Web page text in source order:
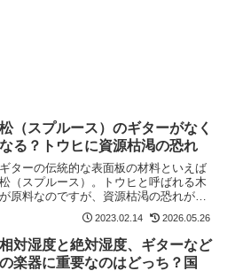
松（スプルース）のギターがなく
なる？トウヒに資源枯渇の恐れ
ギターの伝統的な表面板の材料といえば
松（スプルース）。トウヒと呼ばれる木
が原料なのですが、資源枯渇の恐れがあ
るようです。将来的には松のギターがな
くなってしまうかもしれません。 このサ
イトのクラシックギターの材料や楽器そ
の物に関する記事は以下...
2023.02.14 2026.05.26
相対湿度と絶対湿度、ギターなど
の楽器に重要なのはどっち？国